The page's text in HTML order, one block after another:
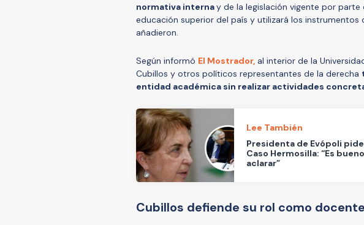
normativa internay de la legislación vigente por
educación superior del país y utilizará los instrumentos
añadieron.
Según informó El Mostrador, al interior de la
Cubillos y otros políticos representantes de la derecha
entidad académica sin realizar actividades
Lee También
Presidenta de Evópoli
Caso Hermosilla: “Es
aclarar”
Cubillos defiende su rol como docente